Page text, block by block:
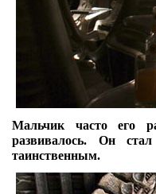
Мальчик часто его
развивалось. Он
таинственным.